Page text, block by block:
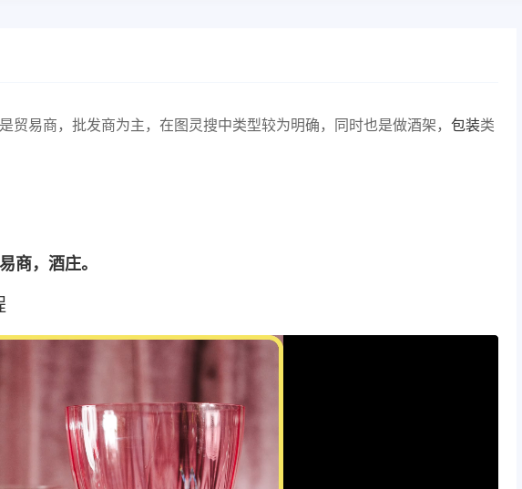
贸易商，批发商为主，在图灵搜中类型较为明确，同时也是做酒架， 包装类
商，酒庄。